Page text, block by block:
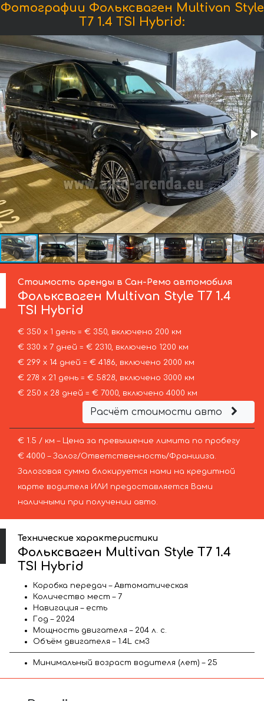
Фотографии Фольксваген Multivan Style
T7 1.4 TSI Hybrid:
Стоимость аренды в Сан-Ремо автомобиля
Фольксваген Multivan Style T7 1.4
TSI Hybrid
€ 350 х 1 день = € 350, включено 200 км
€ 330 х 7 дней = € 2310, включено 1200 км
€ 299 х 14 дней = € 4186, включено 2000 км
€ 278 х 21 день = € 5828, включено 3000 км
€ 250 х 28 дней = € 7000, включено 4000 км
Расчёт стоимости авто
€ 1.5 / км – Цена за превышение лимита по пробегу
€ 4000 – Залог/Ответственность/Франшиза.
Залоговая сумма блокируется нами на кредитной
карте водителя ИЛИ предоставляется Вами
наличными при получении авто.
Технические характеристики
Фольксваген Multivan Style T7 1.4
TSI Hybrid
Коробка передач – Автоматическая
Количество мест – 7
Навигация – есть
Год – 2024
Мощность двигателя – 204 л. с.
Объём двигателя – 1.4L см3
Минимальный возраст водителя (лет) – 25